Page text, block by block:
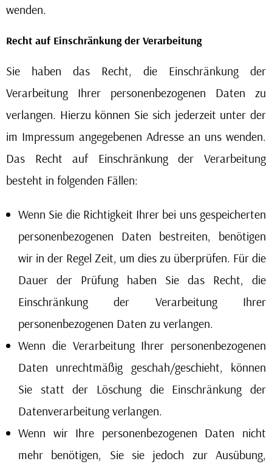
wenden.
Recht auf Einschränkung der Verarbeitung
Sie haben das Recht, die Einschränkung der
Verarbeitung Ihrer personenbezogenen Daten zu
verlangen. Hierzu können Sie sich jederzeit unter der
im Impressum angegebenen Adresse an uns wenden.
Das Recht auf Einschränkung der Verarbeitung
besteht in folgenden Fällen:
Wenn Sie die Richtigkeit Ihrer bei uns gespeicherten
personenbezogenen Daten bestreiten, benötigen
wir in der Regel Zeit, um dies zu überprüfen. Für die
Dauer der Prüfung haben Sie das Recht, die
Einschränkung der Verarbeitung Ihrer
personenbezogenen Daten zu verlangen.
Wenn die Verarbeitung Ihrer personenbezogenen
Daten unrechtmäßig geschah/geschieht, können
Sie statt der Löschung die Einschränkung der
Datenverarbeitung verlangen.
Wenn wir Ihre personenbezogenen Daten nicht
mehr benötigen, Sie sie jedoch zur Ausübung,